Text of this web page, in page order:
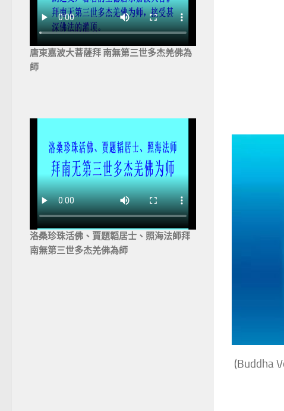
(Buddha
唐東嘉波大菩薩拜 南無第三世多杰羌佛為
師
洛桑珍珠活佛、賈題韜居士、照海法師拜
南無第三世多杰羌佛為師